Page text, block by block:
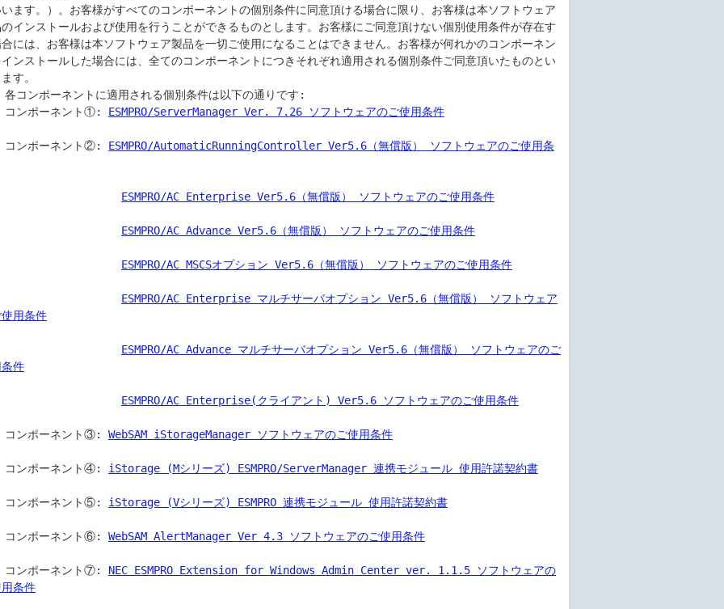
ます。）。お客様がすべてのコンポーネントの個別条件に同意頂ける場合に限り、お客様は本ソフトウェア
インストールおよび使用を行うことができるものとします。お客様にご同意頂けない個別使用条件が存在す
には、お客様は本ソフトウェア製品を一切ご使用になることはできません。お客様が何れかのコンポーネン
ンストールした場合には、全てのコンポーネントにつきそれぞれ適用される個別条件ご同意頂いたものとい
す。
コンポーネントに適用される個別条件は以下の通りです:
    コンポーネント①:
ESMPRO/ServerManager Ver. 7.26 ソフトウェアのご使用条件
    コンポーネント②:
ESMPRO/AutomaticRunningController Ver5.6（無償版） ソフトウェアのご使用条
ESMPRO/AC Enterprise Ver5.6（無償版） ソフトウェアのご使用条件
ESMPRO/AC Advance Ver5.6（無償版） ソフトウェアのご使用条件
ESMPRO/AC MSCSオプション Ver5.6（無償版） ソフトウェアのご使用条件
ESMPRO/AC Enterprise マルチサーバオプション Ver5.6（無償版） ソフトウェア
用条件
ESMPRO/AC Advance マルチサーバオプション Ver5.6（無償版） ソフトウェアのご
件
ESMPRO/AC Enterprise(クライアント) Ver5.6 ソフトウェアのご使用条件
    コンポーネント③:
WebSAM iStorageManager ソフトウェアのご使用条件
    コンポーネント④:
iStorage (Mシリーズ) ESMPRO/ServerManager 連携モジュール 使用許諾契約書
    コンポーネント⑤:
iStorage (Vシリーズ) ESMPRO 連携モジュール 使用許諾契約書
    コンポーネント⑥:
WebSAM AlertManager Ver 4.3 ソフトウェアのご使用条件
    コンポーネント⑦:
NEC ESMPRO Extension for Windows Admin Center ver. 1.1.5 ソフトウェアの
条件